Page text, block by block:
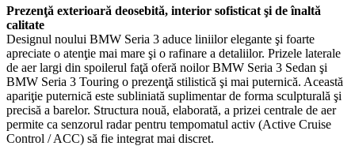
Prezenţă exterioară deosebită, interior sofisticat şi de înaltă
calitate
Designul noului BMW Seria 3 aduce liniilor elegante şi foarte
apreciate o atenţie mai mare şi o rafinare a detaliilor. Prizele laterale
de aer largi din spoilerul faţă oferă noilor BMW Seria 3 Sedan şi
BMW Seria 3 Touring o prezenţă stilistică şi mai puternică. Această
apariţie puternică este subliniată suplimentar de forma sculpturală şi
precisă a barelor. Structura nouă, elaborată, a prizei centrale de aer
permite ca senzorul radar pentru tempomatul activ (Active Cruise
Control / ACC) să fie integrat mai discret.